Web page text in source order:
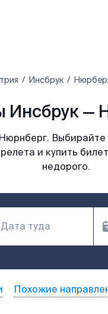
Инсбрук
Инсбрук —
Выбирайте
и купить
недорого.
Похожие